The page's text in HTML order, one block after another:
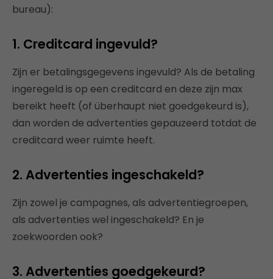
bureau):
1. Creditcard ingevuld?
Zijn er betalingsgegevens ingevuld? Als de betaling
ingeregeld is op een creditcard en deze zijn max
bereikt heeft (of überhaupt niet goedgekeurd is),
dan worden de advertenties gepauzeerd totdat de
creditcard weer ruimte heeft.
2. Advertenties ingeschakeld?
Zijn zowel je campagnes, als advertentiegroepen,
als advertenties wel ingeschakeld? En je
zoekwoorden ook?
3. Advertenties goedgekeurd?